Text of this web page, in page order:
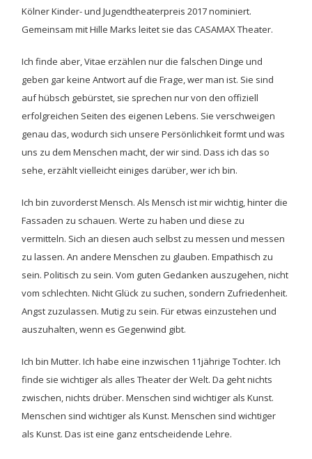
Kölner Kinder- und Jugendtheaterpreis 2017 nominiert.
Gemeinsam mit Hille Marks leitet sie das CASAMAX Theater.
Ich finde aber, Vitae erzählen nur die falschen Dinge und
geben gar keine Antwort auf die Frage, wer man ist. Sie sind
auf hübsch gebürstet, sie sprechen nur von den offiziell
erfolgreichen Seiten des eigenen Lebens. Sie verschweigen
genau das, wodurch sich unsere Persönlichkeit formt und was
uns zu dem Menschen macht, der wir sind. Dass ich das so
sehe, erzählt vielleicht einiges darüber, wer ich bin.
Ich bin zuvorderst Mensch. Als Mensch ist mir wichtig, hinter die
Fassaden zu schauen. Werte zu haben und diese zu
vermitteln. Sich an diesen auch selbst zu messen und messen
zu lassen. An andere Menschen zu glauben. Empathisch zu
sein. Politisch zu sein. Vom guten Gedanken auszugehen, nicht
vom schlechten. Nicht Glück zu suchen, sondern Zufriedenheit.
Angst zuzulassen. Mutig zu sein. Für etwas einzustehen und
auszuhalten, wenn es Gegenwind gibt.
Ich bin Mutter. Ich habe eine inzwischen 11jährige Tochter. Ich
finde sie wichtiger als alles Theater der Welt. Da geht nichts
zwischen, nichts drüber. Menschen sind wichtiger als Kunst.
Menschen sind wichtiger als Kunst. Menschen sind wichtiger
als Kunst. Das ist eine ganz entscheidende Lehre.